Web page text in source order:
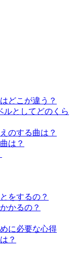
どこが違う？
ルとしてどのくら
のする曲は？
は？
をするの？
かるの？
に必要な心得
？